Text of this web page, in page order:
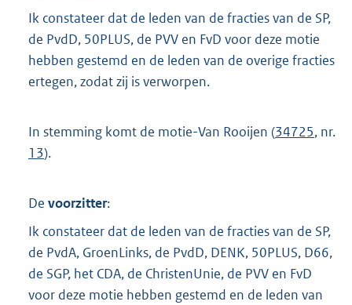
Ik constateer dat de leden van de fracties van de SP,
de PvdD, 50PLUS, de PVV en FvD voor deze motie
hebben gestemd en de leden van de overige fracties
ertegen, zodat zij is verworpen.
In stemming komt de motie-Van Rooijen (34725, nr.
13).
De voorzitter:
Ik constateer dat de leden van de fracties van de SP,
de PvdA, GroenLinks, de PvdD, DENK, 50PLUS, D66,
de SGP, het CDA, de ChristenUnie, de PVV en FvD
voor deze motie hebben gestemd en de leden van